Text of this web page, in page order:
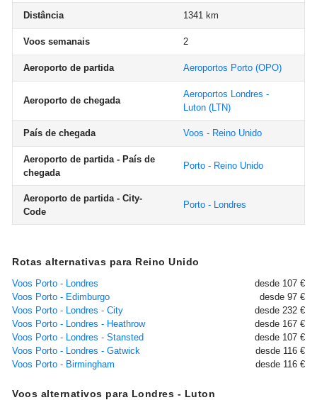
Distância 1341 km
Voos semanais 2
Aeroporto de partida Aeroportos Porto (OPO)
Aeroporto de chegada
Aeroportos Londres -
Luton (LTN)
País de chegada Voos - Reino Unido
Aeroporto de partida - País de
chegada
Porto - Reino Unido
Aeroporto de partida - City-
Code
Porto - Londres
Rotas alternativas para Reino Unido
Voos Porto - Londres
desde 107 €
Voos Porto - Edimburgo
desde 97 €
Voos Porto - Londres - City
desde 232 €
Voos Porto - Londres - Heathrow
desde 167 €
Voos Porto - Londres - Stansted
desde 107 €
Voos Porto - Londres - Gatwick
desde 116 €
Voos Porto - Birmingham
desde 116 €
Voos alternativos para Londres - Luton